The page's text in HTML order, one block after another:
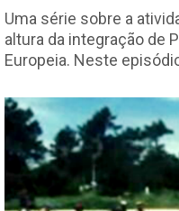
Uma série sobre a
altura da integração de
Europeia. Neste